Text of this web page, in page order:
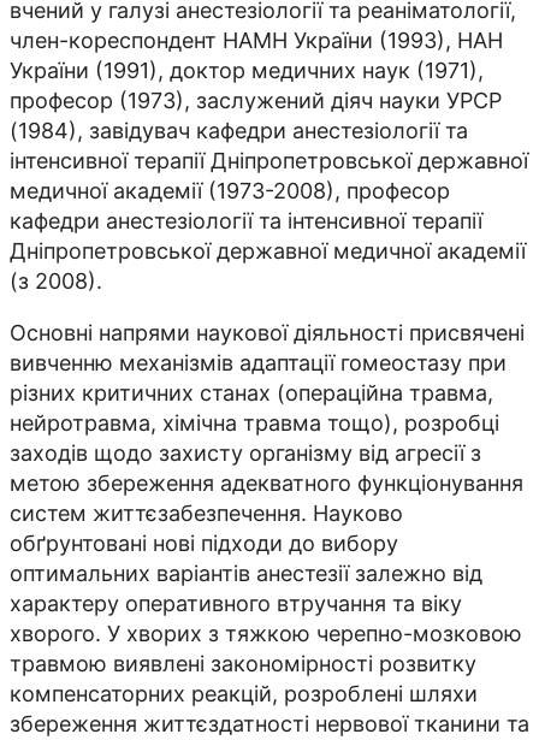
вчений у галузі анестезіології та реаніматології,
член-кореспондент НАМН України (1993), НАН
України (1991), доктор медичних наук (1971),
професор (1973), заслужений діяч науки УРСР
(1984), завідувач кафедри анестезіології та
інтенсивної терапії Дніпропетровської державної
медичної академії (1973-2008), професор
кафедри анестезіології та інтенсивної терапії
Дніпропетровської державної медичної академії
(з 2008).
Основні напрями наукової діяльності присвячені
вивченню механізмів адаптації гомеостазу при
різних критичних станах (операційна травма,
нейротравма, хімічна травма тощо), розробці
заходів щодо захисту організму від агресії з
метою збереження адекватного функціонування
систем життєзабезпечення. Науково
обґрунтовані нові підходи до вибору
оптимальних варіантів анестезії залежно від
характеру оперативного втручання та віку
хворого. У хворих з тяжкою черепно-мозковою
травмою виявлені закономірності розвитку
компенсаторних реакцій, розроблені шляхи
збереження життєздатності нервової тканини та